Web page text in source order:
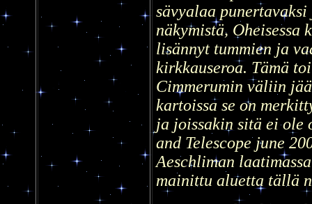
sävyalaa
näkymistä, Oheisessa
lisännyt tummien ja
kirkkauseroa. Tämä
Cimmerumin väliin
kartoissa se on
ja joissakin sitä ei ole
and Telescope june
Aeschliman
mainittu aluetta tällä